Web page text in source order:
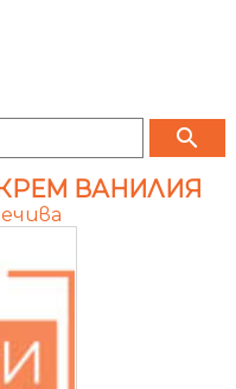
search
ВАНИЛИЯ